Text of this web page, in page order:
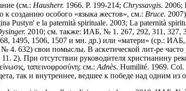
(см.: Hausherr. 1966. P. 199-214; Chryssavgis. 2006;
созданию особого «языка жестов», см.: Bruce.
Pustyn' e la paternità spirituale. 2003; La paternità
2010; см. также: ИАБ, № 1. 267, 292, 311, 327,
1495, 1506, 1507 и мн. др.) или «матери» (ср.:
632) свои помыслы. В аскетической лит-ре часто
2). При отсутствии руководителя христианину
ταπεινοφροσύνη; см.: Adnès. Humilité. 1969.
так и внутреннее, ведшее к победе над одним из